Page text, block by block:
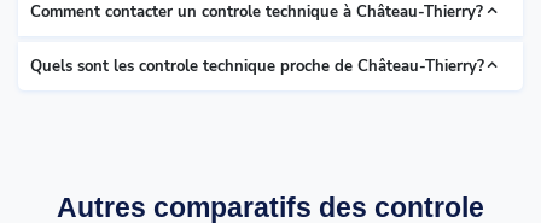
Comment contacter un controle technique à Château-Thierry?
Quels sont les controle technique proche de Château-Thierry?
Autres comparatifs des controle